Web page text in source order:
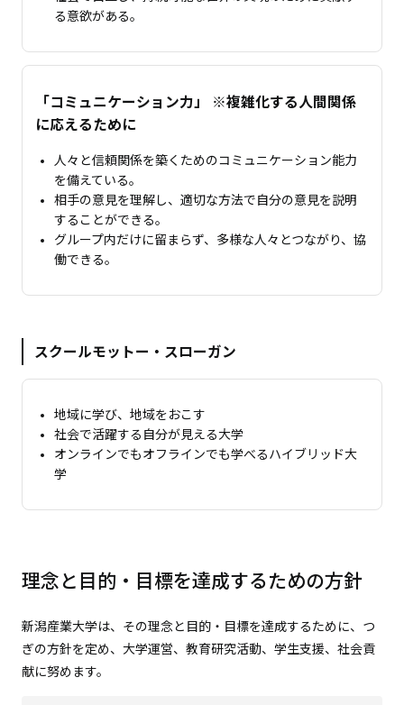
る意欲がある。
「コミュニケーション力」 ※複雑化する人間関係
に応えるために
人々と信頼関係を築くためのコミュニケーション能力
を備えている。
相手の意見を理解し、適切な方法で自分の意見を説明
することができる。
グループ内だけに留まらず、多様な人々とつながり、協
働できる。
スクールモットー・スローガン
地域に学び、地域をおこす
社会で活躍する自分が見える大学
オンラインでもオフラインでも学べるハイブリッド大
学
理念と目的・目標を達成するための方針
新潟産業大学は、その理念と目的・目標を達成するために、つ
ぎの方針を定め、大学運営、教育研究活動、学生支援、社会貢
献に努めます。